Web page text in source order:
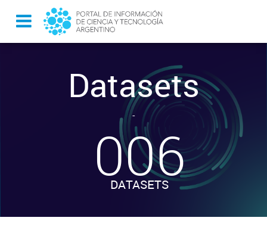
Datasets
-
006
DATASETS